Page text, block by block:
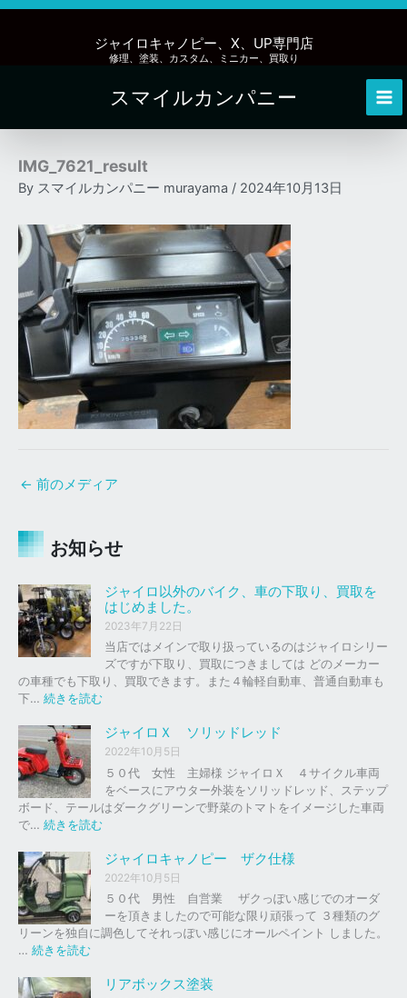
内
ッ
ジャイロキャノピー、X、UP専門店
修理、塗装、カスタム、ミニカー、買取り
スマイルカンパニー
IMG_7621_result
By スマイルカンパニー murayama / 2024年10月13日
← 前のメディア
お知らせ
ジャイロ以外のバイク、車の下取り、買取を
はじめました。
2023年7月22日
当店ではメインで取り扱っているのはジャイロシリー
ズですが下取り、買取につきましては どのメーカー
の車種でも下取り、買取できます。また４輪軽自動車、普通自動車も
下… 続きを読む
ャ
イ
ロ
以
外
の
イ
ク
車
下
、
ジャイロＸ ソリッドレッド
2022年10月5日
５０代 女性 主婦様 ジャイロＸ ４サイクル車両
をベースにアウター外装をソリッドレッド、ステップ
ボード、テールはダークグリーンで野菜のトマトをイメージした車両
で… 続きを読む
ャ
イ
ロ
ッ
ジャイロキャノピー ザク仕様
2022年10月5日
５０代 男性 自営業 ザクっぽい感じでのオーダ
ーを頂きましたので可能な限り頑張って ３種類のグ
リーンを独自に調色してそれっぽい感じにオールペイント しました。
… 続きを読む
リアボックス塗装